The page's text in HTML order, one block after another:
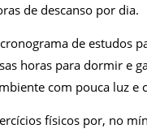
de descanso por dia.
de estudos
horas para dormir e
com pouca luz e
físicos por, no